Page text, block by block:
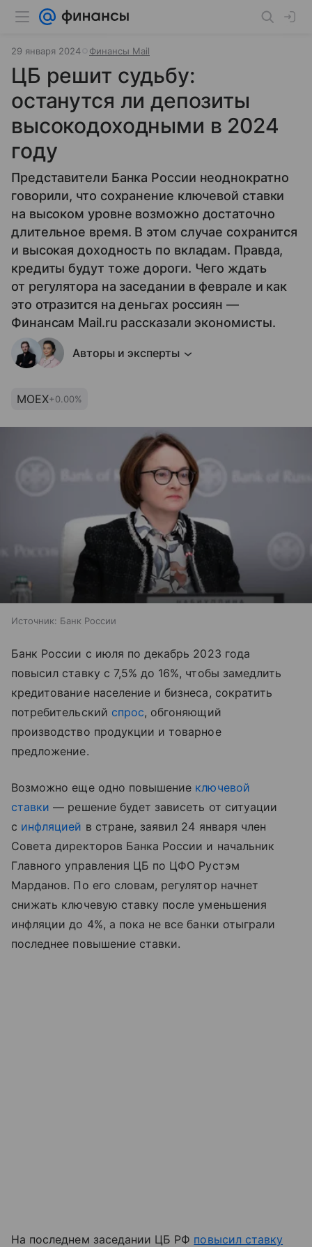
29 января 2024 Финансы Mail
ЦБ решит судьбу:
останутся ли депозиты
высокодоходными в 2024
году
Представители Банка России неоднократно
говорили, что сохранение ключевой ставки
на высоком уровне возможно достаточно
длительное время. В этом случае сохранится
и высокая доходность по вкладам. Правда,
кредиты будут тоже дороги. Чего ждать
от регулятора на заседании в феврале и как
это отразится на деньгах россиян —
Финансам Mail.ru рассказали экономисты.
Авторы и эксперты
MOEX+0.00%
Источник: Банк России
Банк России с июля по декабрь 2023 года
повысил ставку с 7,5% до 16%, чтобы замедлить
кредитование население и бизнеса, сократить
потребительский спрос, обгоняющий
производство продукции и товарное
предложение.
Возможно еще одно повышение ключевой
ставки — решение будет зависеть от ситуации
с инфляцией в стране, заявил 24 января член
Совета директоров Банка России и начальник
Главного управления ЦБ по ЦФО Рустэм
Марданов. По его словам, регулятор начнет
снижать ключевую ставку после уменьшения
инфляции до 4%, а пока не все банки отыграли
последнее повышение ставки.
На последнем заседании ЦБ РФ повысил ставку